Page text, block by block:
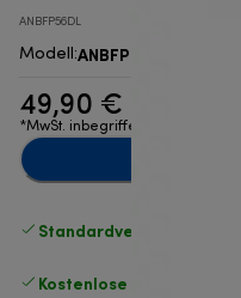
ANBFP56DL
Modell :ANBFP56DL
49,90 €
*MwSt. inbegriffen
Zum
Standardversand
Kostenlose